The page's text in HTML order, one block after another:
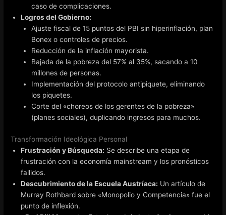
caso de complicaciones.
Logros del Gobierno:
Ajuste fiscal de 15 puntos del PBI sin hiperinflación, plan
Bonex o controles de precios.
Reducción de la inflación mayorista.
Bajada de la pobreza del 57% al 35%, sacando a 10
millones de personas.
Implementación del protocolo antipiquete, eliminando
los piquetes.
Corte del «choreos de los gerentes de la pobreza»
(planes sociales), duplicando ingresos para muchos.
Transformación Ideológica Personal
Frustración y Búsqueda: Se describe una etapa de
frustración con la economía mainstream y los pronósticos
fallidos.
Descubrimiento de la Escuela Austríaca: Un artículo de
Murray Rothbard sobre «Monopolio y Competencia» fue el
punto de inflexión.